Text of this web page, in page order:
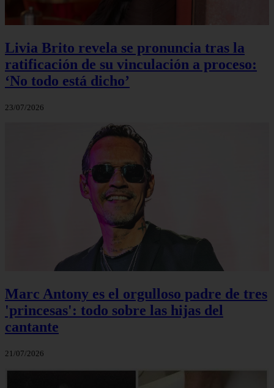
Livia Brito revela se pronuncia tras la
ratificación de su vinculación a proceso:
‘No todo está dicho’
23/07/2026
Marc Antony es el orgulloso padre de tres
'princesas': todo sobre las hijas del
cantante
21/07/2026